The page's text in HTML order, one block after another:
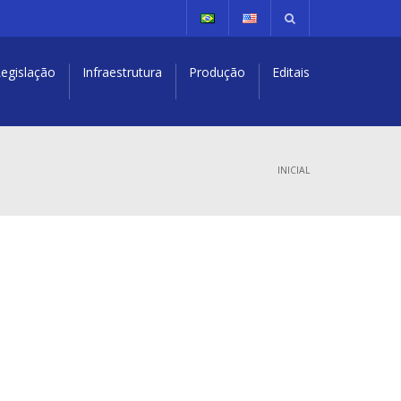
Infraestrutura Produção Editais
INICIAL